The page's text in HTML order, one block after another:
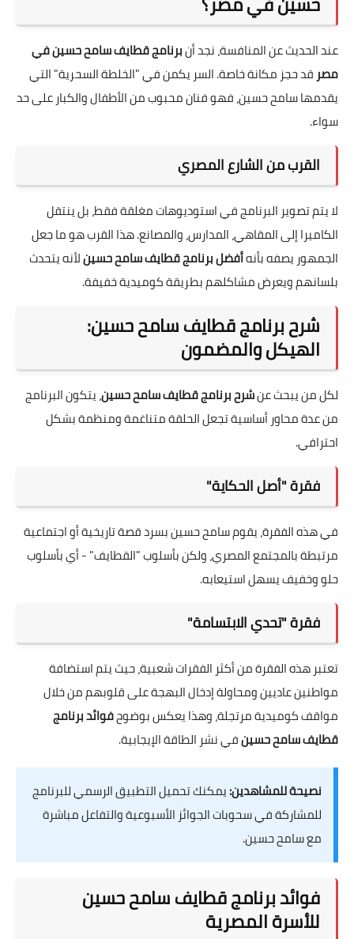
عند الحديث عن المنافسة، نجد أنبرنامج قطايف سامح حسين في
مصرقد حجز مكانة خاصة. السر يكمن في "الخلطة السحرية" التي
يقدمها سامح حسين، فهو فنان محبوب من الأطفال والكبار على حد
سواء.
القرب من الشارع المصري
لا يتم تصوير البرنامج في استوديوهات مغلقة فقط، بل ينتقل
الكاميرا إلى المقاهي، المدارس، والمصانع. هذا القرب هو ما جعل
الجمهور يصفه بأنهأفضل برنامج قطايف سامح حسينلأنه يتحدث
بلسانهم ويعرض مشاكلهم بطريقة كوميدية خفيفة.
شرح برنامج قطايف سامح حسين:
الهيكل والمضمون
لكل من يبحث عنشرح برنامج قطايف سامح حسين، يتكون البرنامج
من عدة محاور أساسية تجعل الحلقة متناغمة ومنظمة بشكل
احترافي.
فقرة "أصل الحكاية"
في هذه الفقرة، يقوم سامح حسين بسرد قصة تاريخية أو اجتماعية
مرتبطة بالمجتمع المصري، ولكن بأسلوب "القطايف" - أي بأسلوب
حلو وخفيف يسهل استيعابه.
فقرة "تحدي الابتسامة"
تعتبر هذه الفقرة من أكثر الفقرات شعبية، حيث يتم استضافة
مواطنين عاديين ومحاولة إدخال البهجة على قلوبهم من خلال
مواقف كوميدية مرتجلة، وهذا يعكس بوضوحفوائد برنامج
قطايف سامح حسينفي نشر الطاقة الإيجابية.
نصيحة للمشاهدين:يمكنك تحميل التطبيق الرسمي للبرنامج
للمشاركة في سحوبات الجوائز الأسبوعية والتفاعل مباشرة
مع سامح حسين.
فوائد برنامج قطايف سامح حسين
للأسرة المصرية